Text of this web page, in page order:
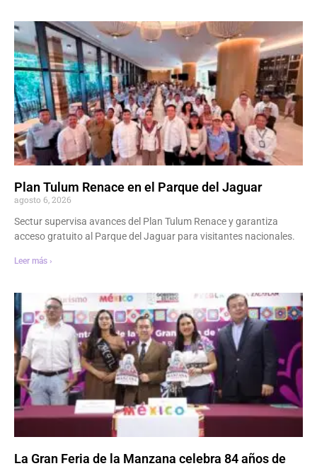
Plan Tulum Renace en el Parque del Jaguar
agosto 6, 2026
Sectur supervisa avances del Plan Tulum Renace y garantiza
acceso gratuito al Parque del Jaguar para visitantes nacionales.
Leer más ›
La Gran Feria de la Manzana celebra 84 años de